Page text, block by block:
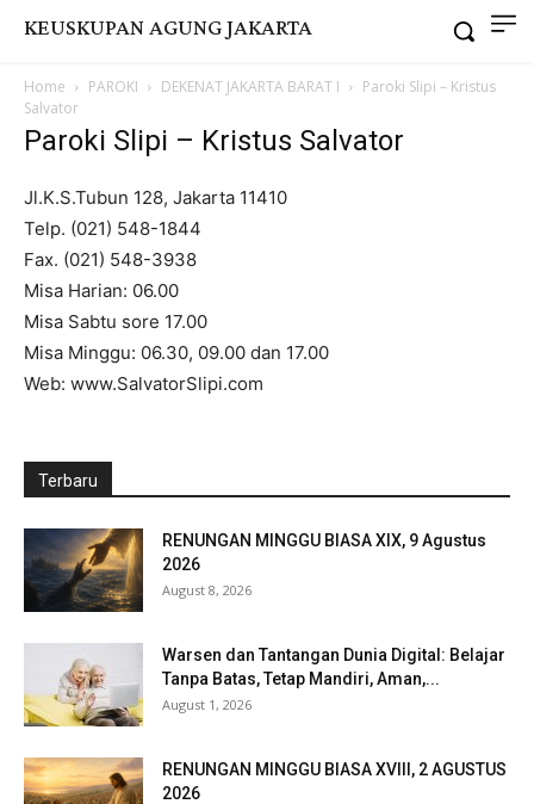
KEUSKUPAN AGUNG JAKARTA
Home PAROKI DEKENAT JAKARTA BARAT I
Paroki Slipi – Kristus
Salvator
Paroki Slipi – Kristus Salvator
Jl.K.S.Tubun 128, Jakarta 11410
Telp. (021) 548-1844
Fax. (021) 548-3938
Misa Harian: 06.00
Misa Sabtu sore 17.00
Misa Minggu: 06.30, 09.00 dan 17.00
Web: www.SalvatorSlipi.com
Terbaru
RENUNGAN MINGGU BIASA XIX, 9 Agustus
2026
August 8, 2026
Warsen dan Tantangan Dunia Digital: Belajar
Tanpa Batas, Tetap Mandiri, Aman,...
August 1, 2026
RENUNGAN MINGGU BIASA XVIII, 2 AGUSTUS
2026